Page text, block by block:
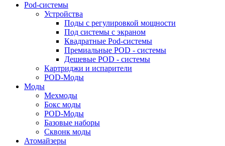
Pod-системы
Устройства
Поды с регулировкой мощности
Под системы с экраном
Квадратные Pod-системы
Премиальные POD - системы
Дешевые POD - системы
Картриджи и испарители
POD-Моды
Моды
Мехмоды
Бокс моды
POD-Моды
Базовые наборы
Сквонк моды
Атомайзеры